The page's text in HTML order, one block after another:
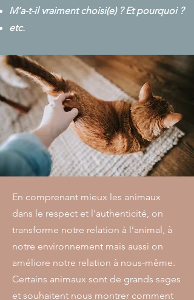
M’a-t-il vraiment choisi(e) ? Et pourquoi ?
etc.
En comprenant mieux les animaux
dans le respect et l’authenticité, on
transforme notre relation à l’animal, à
notre environnement mais aussi on
améliore notre relation à nous-même.
Certains animaux sont de grands sages
et souhaitent nous montrer comment